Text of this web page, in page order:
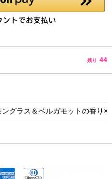
残り 44
ングラス＆ベルガモットの香り